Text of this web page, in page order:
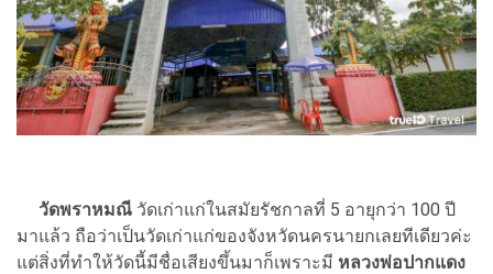
วัดพราหมณี วัดเก่าแก่ในสมัยรัชกาลที่ 5 อายุกว่า 100 ปี
มาแล้ว ถือว่าเป็นวัดเก่าแก่ของจังหวัดนครนายกเลยทีเดียวค่ะ
แต่สิ่งที่ทำให้วัดนี้มีชื่อเสียงขึ้นมาก็เพราะมี หลวงพ่อปากแดง